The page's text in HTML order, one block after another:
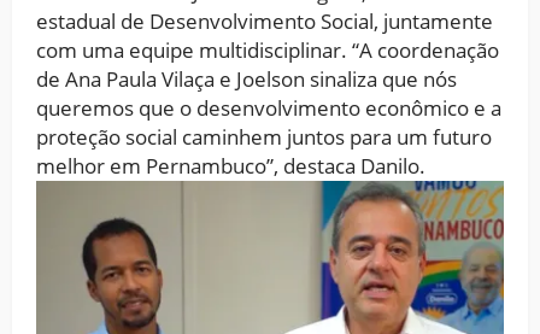
estadual de Desenvolvimento Social, juntamente
com uma equipe multidisciplinar. “A coordenação
de Ana Paula Vilaça e Joelson sinaliza que nós
queremos que o desenvolvimento econômico e a
proteção social caminhem juntos para um futuro
melhor em Pernambuco”, destaca Danilo.